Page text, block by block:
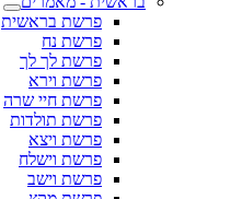
פרשת בראשית
פרשת נח
פרשת לך לך
פרשת וירא
פרשת חיי שרה
פרשת תולדות
פרשת ויצא
פרשת וישלח
פרשת וישב